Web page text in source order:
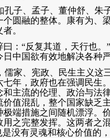
子、孟子、董仲舒、朱
个圆融的整体。康有为、
。
：“反复其道，天行也
中国欲有效地解决各种
家、宪政、民生主义这
年，政府也在强调民生
主流的伦理、政治与法
值混乱，整个国家缺乏
端措施之间随机漂浮。
之完整发挥。这两者之
是没有灵魂和核心价值的